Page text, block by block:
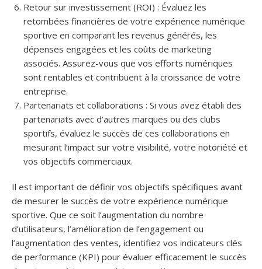
Retour sur investissement (ROI) : Évaluez les
retombées financières de votre expérience numérique
sportive en comparant les revenus générés, les
dépenses engagées et les coûts de marketing
associés. Assurez-vous que vos efforts numériques
sont rentables et contribuent à la croissance de votre
entreprise.
Partenariats et collaborations : Si vous avez établi des
partenariats avec d’autres marques ou des clubs
sportifs, évaluez le succès de ces collaborations en
mesurant l’impact sur votre visibilité, votre notoriété et
vos objectifs commerciaux.
Il est important de définir vos objectifs spécifiques avant
de mesurer le succès de votre expérience numérique
sportive. Que ce soit l’augmentation du nombre
d’utilisateurs, l’amélioration de l’engagement ou
l’augmentation des ventes, identifiez vos indicateurs clés
de performance (KPI) pour évaluer efficacement le succès